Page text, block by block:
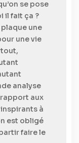
se pose
il fait ça ?
une
une vie
analyse
aux
à
est obligé
faire le